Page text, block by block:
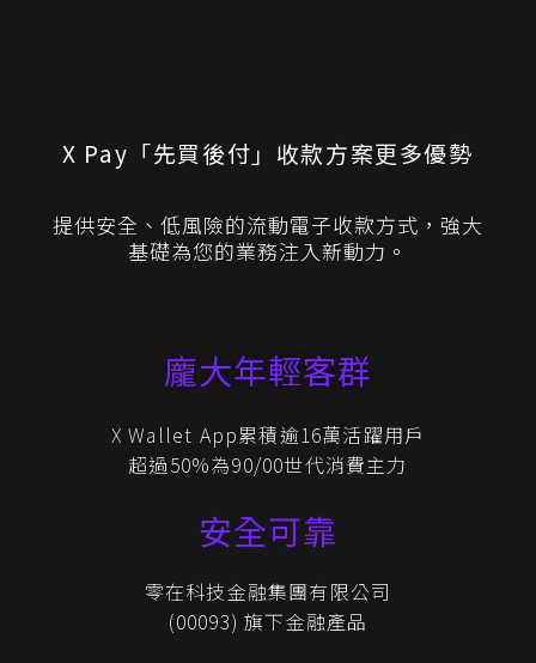
X Pay「先買後付」收款方案更多優勢
提供安全、低風險的流動電子收款方式，強大
基礎為您的業務注入新動力。
龐大年輕客群
X Wallet App累積逾16萬活躍用戶
超過50%為90/00世代消費主力
安全可靠
零在科技金融集團有限公司
(00093) 旗下金融產品